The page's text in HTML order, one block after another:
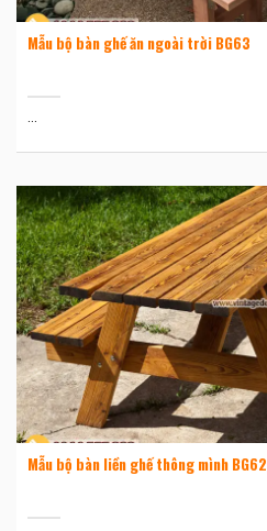
Mẫu bộ bàn ghế ăn ngoài trời BG63
...
Mẫu bộ bàn liền ghế thông mình BG62